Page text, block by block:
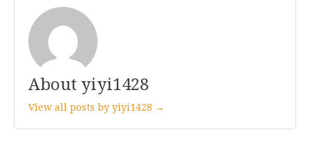
About yiyi1428
View all posts by yiyi1428 →